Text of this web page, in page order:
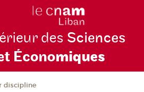
des Sciences
Économiques
discipline